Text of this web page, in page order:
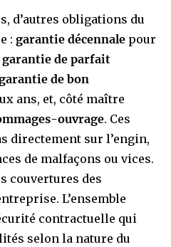
d’autres obligations du
: garantie décennale pour
garantie de parfait
de bon
ans, et, côté maître
ouvrage. Ces
directement sur l’engin,
de malfaçons ou vices.
couvertures des
L’ensemble
contractuelle qui
selon la nature du